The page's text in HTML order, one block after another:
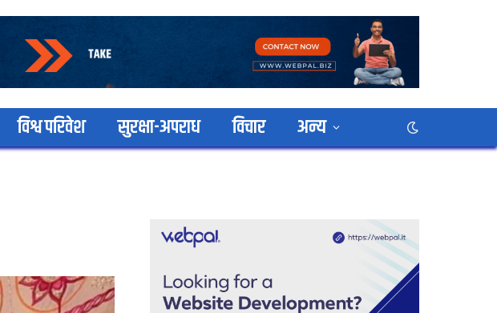
विश्व परिवेश सुरक्षा-अपराध विचार अन्य